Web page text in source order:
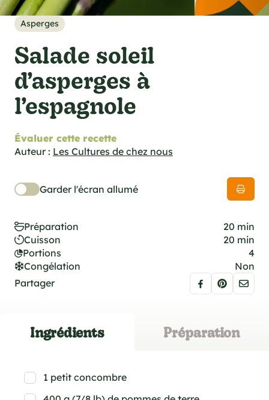
techniques
foodieAsperges
Salade soleil
d’asperges à
l’espagnole
Évaluer cette recette
Auteur : Les Cultures de chez nous
Garder l'écran allumé
Préparation
20 min
Cuisson
20 min
Portions
4
Congélation
Non
Partager
Ingrédients Préparation
1 petit concombre